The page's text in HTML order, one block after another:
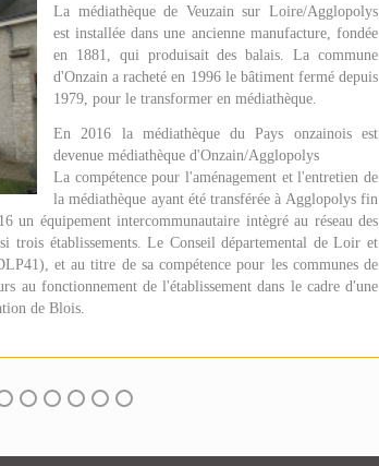
La médiathèque de Veuzain sur Loire/Agglopolys
est installée dans une ancienne manufacture, fondée
en 1881, qui produisait des balais. La commune
d'Onzain a racheté en 1996 le bâtiment fermé depuis
1979, pour le transformer en médiathèque.
En 2016 la médiathèque du Pays onzainois est
devenue médiathèque d'Onzain/Agglopolys
La compétence pour l'aménagement et l'entretien de
la médiathèque ayant été transférée à Agglopolys fin
un équipement intercommunautaire intègré au réseau des
trois établissements. Le Conseil départemental de Loir et
et au titre de sa compétence pour les communes de
au fonctionnement de l'établissement dans le cadre d'une
de Blois.